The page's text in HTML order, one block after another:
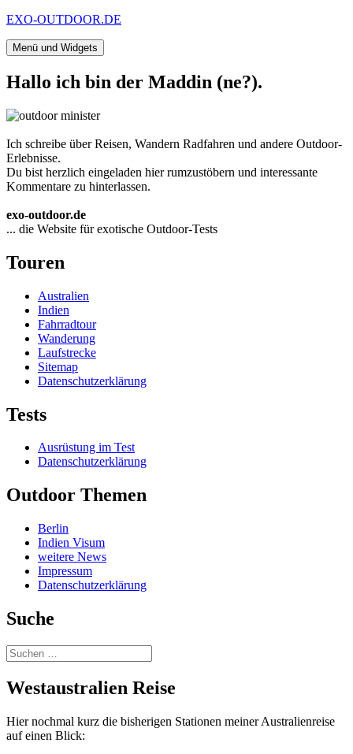
Zum
springen
EXO-OUTDOOR.DE
Menü und Widgets
Hallo ich bin der Maddin (ne?).
Ich schreibe über Reisen, Wandern Radfahren und andere Outdoor-
Erlebnisse.
Du bist herzlich eingeladen hier rumzustöbern und interessante
Kommentare zu hinterlassen.
exo-outdoor.de
... die Website für exotische Outdoor-Tests
Touren
Australien
Indien
Fahrradtour
Wanderung
Laufstrecke
Sitemap
Datenschutzerklärung
Tests
Ausrüstung im Test
Datenschutzerklärung
Outdoor Themen
Berlin
Indien Visum
weitere News
Impressum
Datenschutzerklärung
Suche
Suchen
nach:
Westaustralien Reise
Hier nochmal kurz die bisherigen Stationen meiner Australienreise
auf einen Blick: